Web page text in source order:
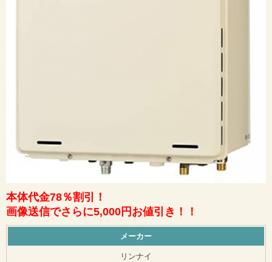
本体代金78％割引！
画像送信でさらに5,000円お値引き！！
メーカー
リンナイ